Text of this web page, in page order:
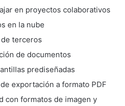
en proyectos colaborativos
en la nube
terceros
de documentos
prediseñadas
exportación a formato PDF
con formatos de imagen y